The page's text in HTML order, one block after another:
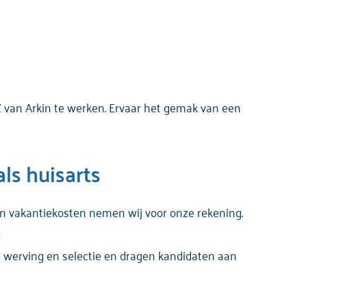
Arkin te werken. Ervaar het gemak van een
huisarts
vakantiekosten nemen wij voor onze rekening.
en selectie en dragen kandidaten aan